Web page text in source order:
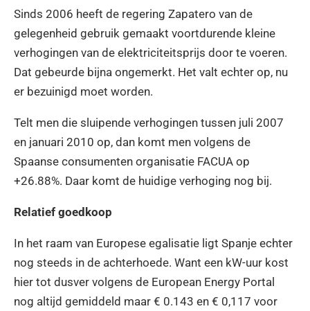
Sinds 2006 heeft de regering Zapatero van de
gelegenheid gebruik gemaakt voortdurende kleine
verhogingen van de elektriciteitsprijs door te voeren.
Dat gebeurde bijna ongemerkt. Het valt echter op, nu
er bezuinigd moet worden.
Telt men die sluipende verhogingen tussen juli 2007
en januari 2010 op, dan komt men volgens de
Spaanse consumenten organisatie FACUA op
+26.88%. Daar komt de huidige verhoging nog bij.
Relatief goedkoop
In het raam van Europese egalisatie ligt Spanje echter
nog steeds in de achterhoede. Want een kW-uur kost
hier tot dusver volgens de European Energy Portal
nog altijd gemiddeld maar € 0.143 en € 0,117 voor